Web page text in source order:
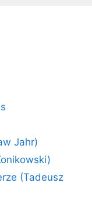
Jahr)
(Tadeusz